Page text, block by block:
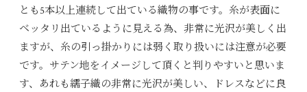
とも5本以上連続して出ている織物の事です。糸が表面に
ベッタリ出ているように見える為、非常に光沢が美しく出
ますが、糸の引っ掛かりには弱く取り扱いには注意が必要
です。サテン地をイメージして頂くと判りやすいと思いま
す、あれも繻子織の非常に光沢が美しい、ドレスなどに良